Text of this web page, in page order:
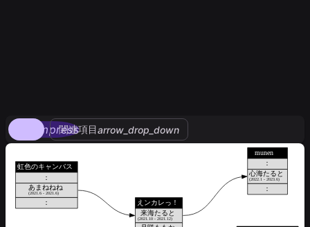
compress
関連項目arrow_drop_down